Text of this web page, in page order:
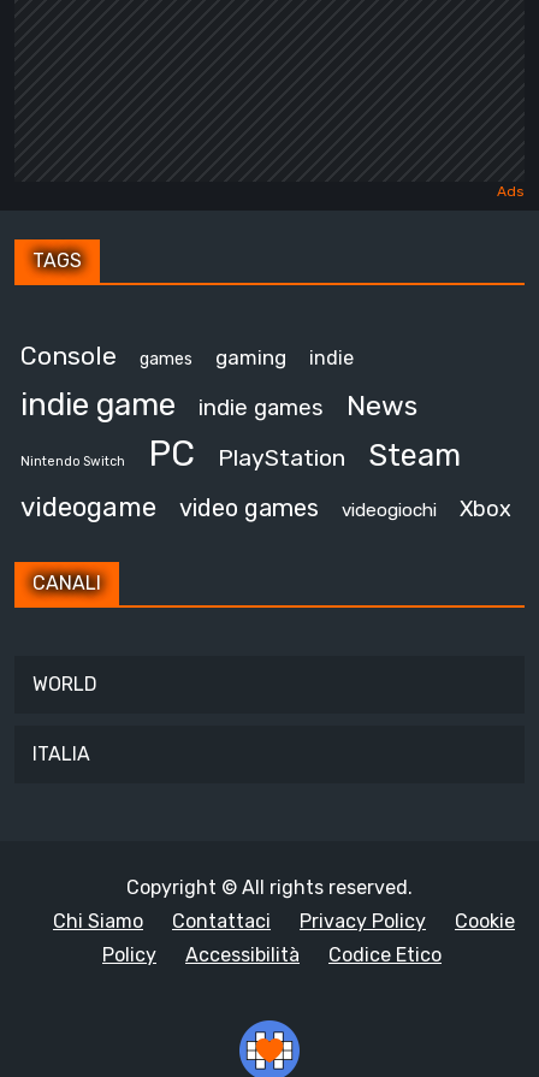
TAGS
Console games gaming indie
indie game indie games News
Nintendo Switch PC PlayStation Steam
videogame video games videogiochi Xbox
CANALI
WORLD
ITALIA
Copyright © All rights reserved.
Chi Siamo
Contattaci Privacy Policy
Cookie
Policy
Accessibilità Codice Etico